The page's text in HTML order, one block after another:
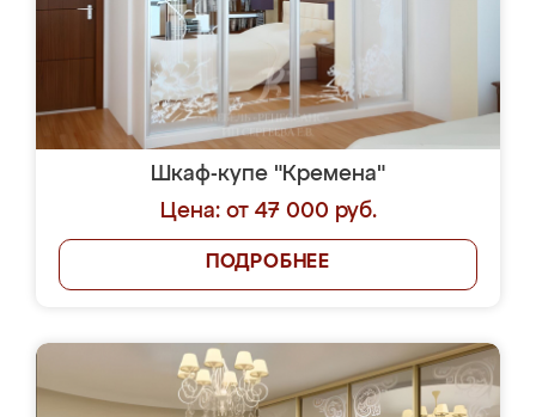
Шкаф-купе "Кремена"
Цена: от 47 000 руб.
ПОДРОБНЕЕ